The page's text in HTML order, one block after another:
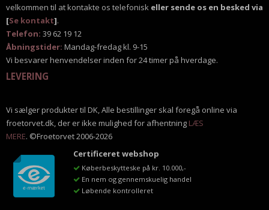
velkommen til at kontakte os telefonisk eller sende os en besked via
[Se kontakt].
Telefon: 39 62 19 12
Åbningstider: Mandag-fredag kl. 9-15
Vi besvarer henvendelser inden for 24 timer på hverdage.
LEVERING
Vi sælger produkter til DK, Alle bestillinger skal foregå online via
froetorvet.dk, der er ikke mulighed for afhentning LÆS
MERE. ©Froetorvet 2006-2026
Certificeret webshop
Køberbeskytteske på kr. 10.000,-
En nem og gennemskuelig handel
Løbende kontrolleret